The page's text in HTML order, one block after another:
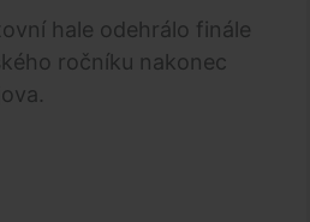
hale odehrálo finále
ročníku nakonec